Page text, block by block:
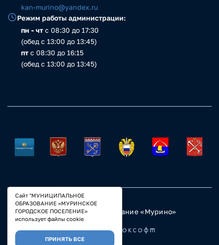
kan-murino@yandex.ru
Режим работы администрации:
пн - чт с 08:30 до 17:30
(обед с 13:00 до 13:45)
пт с 08:30 до 16:15
(обед с 13:00 до 13:45)
© 2023 Муниципальное образование «Мурино»
Настройка COOKIE
Разработано
Сайт "МУНИЦИПАЛЬНОЕ
ОБРАЗОВАНИЕ «МУРИНСКОЕ
ГОРОДСКОЕ ПОСЕЛЕНИЕ»
использует файлы cookie
ПРИНЯТЬ ВСЕ